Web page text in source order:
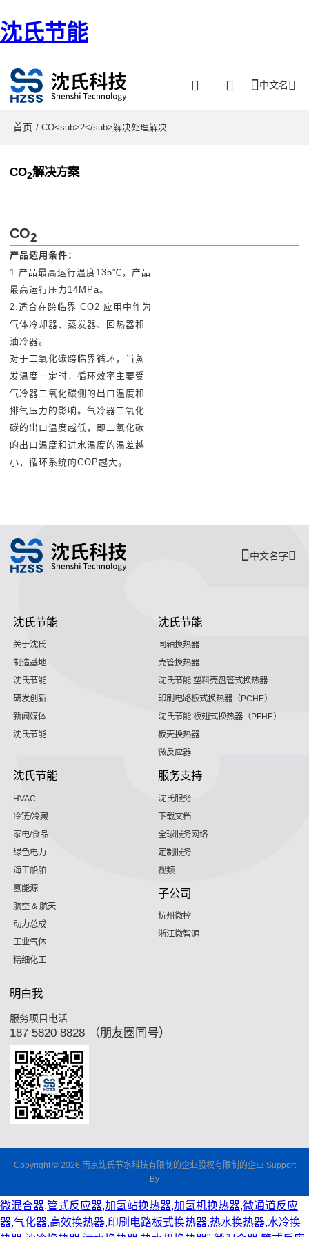
沈氏节能
中文名
首页 / CO<sub>2</sub>解决处理解决
CO2解决方案
CO2
产品适用条件：
1.产品最高运行温度135℃，产品
最高运行压力14MPa。
2.适合在跨临界 CO2 应用中作为
气体冷却器、蒸发器、回热器和
油冷器。
对于二氧化碳跨临界循环，当蒸
发温度一定时，循环效率主要受
气冷器二氧化碳侧的出口温度和
排气压力的影响。气冷器二氧化
碳的出口温度越低，即二氧化碳
的出口温度和进水温度的温差越
小，循环系统的COP越大。
中文名字
沈氏节能
关于沈氏
制造基地
沈氏节能
研发创新
新闻媒体
沈氏节能
沈氏节能
同轴换热器
壳管换热器
沈氏节能:塑料壳盘管式换热器
印刷电路板式换热器（PCHE）
沈氏节能:板翅式换热器（PFHE）
板壳换热器
微反应器
沈氏节能
HVAC
冷链/冷藏
家电/食品
绿色电力
海工船舶
氢能源
航空 & 航天
动力总成
工业气体
精细化工
服务支持
沈氏服务
下载文档
全球服务网络
定制服务
视频
子公司
杭州微控
浙江微智源
明白我
服务项目电活
187 5820 8828 （朋友圈同号）
Copyright © 2026 南京沈氏节水科技有限制的企业股权有限制的企业 Support
By
微混合器,管式反应器,加氢站换热器,加氢机换热器,微通道反应
器,气化器,高效换热器,印刷电路板式换热器,热水换热器,水冷换